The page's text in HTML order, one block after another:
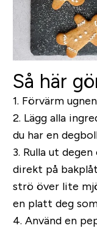
Så här
1. Förvärm
2. Lägg alla
du har en
3. Rulla ut
direkt på
strö över lite
en platt deg
4. Använd en